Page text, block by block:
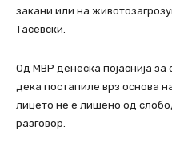
закани или на
Тасевски.
Од МВР денеска појаснија за
дека постапиле врз основа
лицето не е лишено од
разговор.